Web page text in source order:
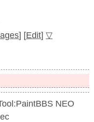
] [Edit] ▽
NEO